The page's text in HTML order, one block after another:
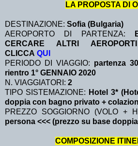
LA PROPOSTA DI
DESTINAZIONE: Sofia (Bulgaria)
AEROPORTO DI PARTENZA:
CERCARE ALTRI
CLICCA QUI
PERIODO DI VIAGGIO: partenza
rientro 1° GENNAIO 2020
N. VIAGGIATORI: 2
TIPO SISTEMAZIONE: Hotel 3*
doppia con bagno privato +
PREZZO SOGGIORNO (VOLO +
persona <<< (prezzo su base
COMPOSIZIONE